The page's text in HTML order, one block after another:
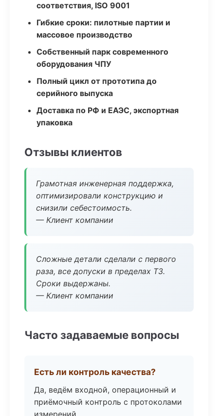
соответствия, ISO 9001
Гибкие сроки: пилотные партии и
массовое производство
Собственный парк современного
оборудования ЧПУ
Полный цикл от прототипа до
серийного выпуска
Доставка по РФ и ЕАЭС, экспортная
упаковка
Отзывы клиентов
Грамотная инженерная поддержка,
оптимизировали конструкцию и
снизили себестоимость.
— Клиент компании
Сложные детали сделали с первого
раза, все допуски в пределах ТЗ.
Сроки выдержаны.
— Клиент компании
Часто задаваемые вопросы
Есть ли контроль качества?
Да, ведём входной, операционный и
приёмочный контроль с протоколами
измерений.